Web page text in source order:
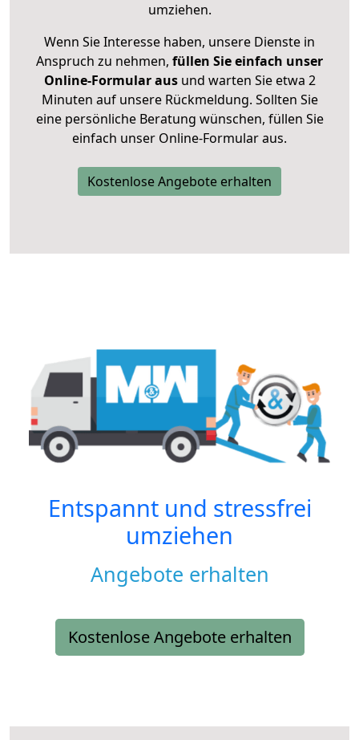
umziehen.
Wenn Sie Interesse haben, unsere Dienste in
Anspruch zu nehmen, füllen Sie einfach unser
Online-Formular ausund warten Sie etwa 2
Minuten auf unsere Rückmeldung. Sollten Sie
eine persönliche Beratung wünschen, füllen Sie
einfach unser Online-Formular aus.
Kostenlose Angebote erhalten
Entspannt und stressfrei
umziehen
Angebote erhalten
Kostenlose Angebote erhalten